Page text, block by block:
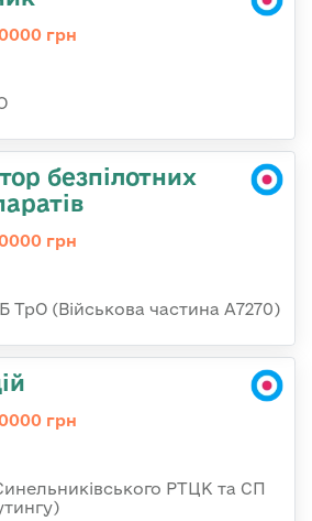
грн
безпілотних
грн
ТрО (Військова частина А7270)
грн
РТЦК та СП